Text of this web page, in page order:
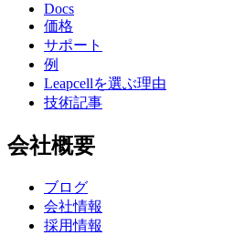
Docs
価格
サポート
例
Leapcellを選ぶ理由
技術記事
会社概要
ブログ
会社情報
採用情報